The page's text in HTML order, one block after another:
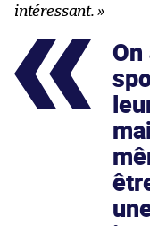
intéressant. »